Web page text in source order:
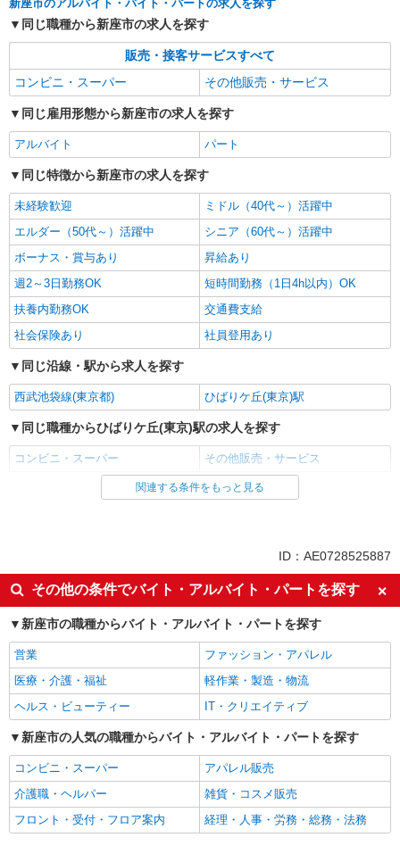
新座市のアルバイト・バイト・パートの求人を探す
同じ職種から新座市の求人を探す
販売・接客サービスすべて
コンビニ・スーパー
その他販売・サービス
同じ雇用形態から新座市の求人を探す
アルバイト パート
同じ特徴から新座市の求人を探す
未経験歓迎
ミドル（40代～）活躍中
エルダー（50代～）活躍中
シニア（60代～）活躍中
ボーナス・賞与あり
昇給あり
週2～3日勤務OK
短時間勤務（1日4h以内）OK
扶養内勤務OK
交通費支給
社会保険あり
社員登用あり
同じ沿線・駅から求人を探す
西武池袋線(東京都) ひばりケ丘(東京)駅
同じ職種からひばりケ丘(東京)駅の求人を探す
コンビニ・スーパー その他販売・サービス
同じ雇用形態からひばりケ丘(東京)駅の求人を探す
同じ特徴からひばりケ丘(東京)駅の求人を探す
未経験歓迎
ミドル（40代～）活躍中
エルダー（50代～）活躍中
シニア（60代～）活躍中
ボーナス・賞与あり
昇給あり
週2～3日勤務OK
短時間勤務（1日4h以内）OK
扶養内勤務OK
交通費支給
社会保険あり
社員登用あり
同じ職種から求人を探す
販売・接客サービス
コンビニ・スーパー
同じ特徴から求人を探す
関連する条件をもっと見る
ID：AE0728525887
その他の条件でバイト・アルバイト・パートを探す
新座市の職種からバイト・アルバイト・パートを探す
営業
ファッション・アパレル
医療・介護・福祉
軽作業・製造・物流
ヘルス・ビューティー
IT・クリエイティブ
新座市の人気の職種からバイト・アルバイト・パートを探す
コンビニ・スーパー
アパレル販売
介護職・ヘルパー
雑貨・コスメ販売
フロント・受付・フロア案内
経理・人事・労務・総務・法務